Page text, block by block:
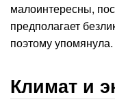
малоинтересны,
предполагает
поэтому упомянула.
Климат и